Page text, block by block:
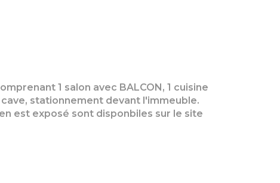
1 salon avec BALCON, 1 cuisine
cave, stationnement devant l'immeuble.
est exposé sont disponbiles sur le site